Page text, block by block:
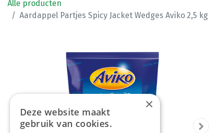
Alle producten
Aardappel Partjes Spicy Jacket Wedges Aviko 2,5 kg
×
Deze website maakt
gebruik van cookies.